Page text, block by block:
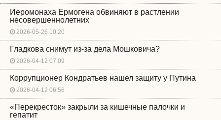
Иеромонаха Ермогена обвиняют в растлении
несовершеннолетних
2026-05-26 10:20
Гладкова снимут из-за дела Мошковича?
2026-04-12 07:09
Коррупционер Кондратьев нашел защиту у Путина
2026-04-12 06:56
«Перекресток» закрыли за кишечные палочки и
гепатит